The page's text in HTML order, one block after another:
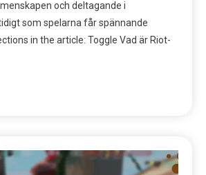
och deltagande i
som spelarna får spännande
in the article: Toggle Vad är Riot-